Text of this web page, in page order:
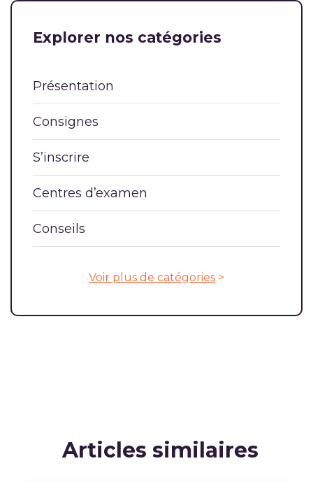
Explorer nos catégories
Présentation
Consignes
S’inscrire
Centres d’examen
Conseils
Voir plus de catégories >
Articles similaires